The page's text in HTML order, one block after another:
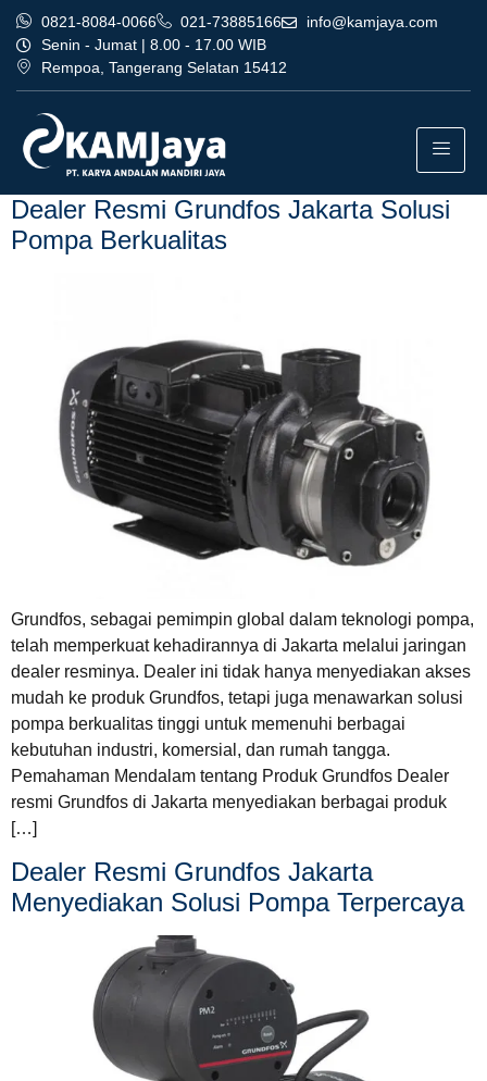
0821-8084-0066 021-73885166
info@kamjaya.com
Senin - Jumat | 8.00 - 17.00 WIB
Rempoa, Tangerang Selatan 15412
Tag:
grundfos jakarta
Dealer Resmi Grundfos Jakarta Solusi
Pompa Berkualitas
Grundfos, sebagai pemimpin global dalam teknologi pompa,
telah memperkuat kehadirannya di Jakarta melalui jaringan
dealer resminya. Dealer ini tidak hanya menyediakan akses
mudah ke produk Grundfos, tetapi juga menawarkan solusi
pompa berkualitas tinggi untuk memenuhi berbagai
kebutuhan industri, komersial, dan rumah tangga.
Pemahaman Mendalam tentang Produk Grundfos Dealer
resmi Grundfos di Jakarta menyediakan berbagai produk
[…]
Dealer Resmi Grundfos Jakarta
Menyediakan Solusi Pompa Terpercaya